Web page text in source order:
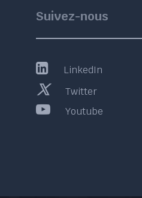
Suivez-nous
LinkedIn
Twitter
Youtube